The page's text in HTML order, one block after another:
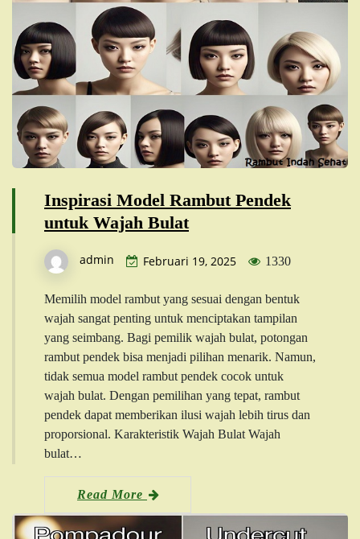
Inspirasi Model Rambut Pendek
untuk Wajah Bulat
admin Februari 19, 2025 1330
Memilih model rambut yang sesuai dengan bentuk
wajah sangat penting untuk menciptakan tampilan
yang seimbang. Bagi pemilik wajah bulat, potongan
rambut pendek bisa menjadi pilihan menarik. Namun,
tidak semua model rambut pendek cocok untuk
wajah bulat. Dengan pemilihan yang tepat, rambut
pendek dapat memberikan ilusi wajah lebih tirus dan
proporsional. Karakteristik Wajah Bulat Wajah
bulat…
Read More